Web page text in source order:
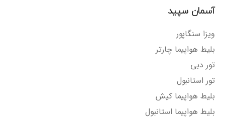
آسمان سپید
ویزا سنگاپور
بلیط هواپیما چارتر
تور دبی
تور استانبول
بلیط هواپیما کیش
بلیط هواپیما استانبول